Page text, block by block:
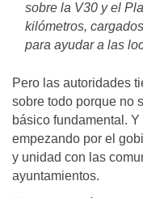
sobre la V30 y el
kilómetros,
para ayudar a las
Pero las autoridades
sobre todo porque no
básico fundamental.
empezando por el
y unidad con las
ayuntamientos.